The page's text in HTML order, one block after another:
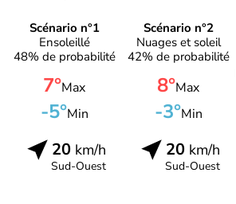
Scénario n°1
Ensoleillé
48% de probabilité
7°Max
-5°Min
20km/h
Sud-Ouest
Scénario n°2
Nuages et soleil
42% de probabilité
8°Max
-3°Min
20km/h
Sud-Ouest